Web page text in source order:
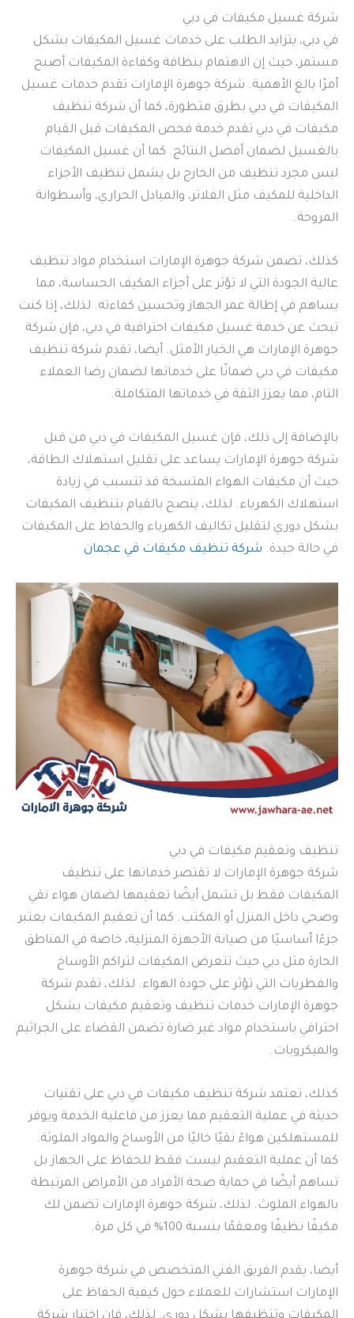
شركة غسيل مكيفات في دبي
في دبي، يتزايد الطلب على خدمات غسيل المكيفات بشكل
مستمر، حيث إن الاهتمام بنظافة وكفاءة المكيفات أصبح
أمرًا بالغ الأهمية. شركة جوهرة الإمارات تقدم خدمات غسيل
المكيفات في دبي بطرق متطورة، كما أن شركة تنظيف
مكيفات في دبي تقدم خدمة فحص المكيفات قبل القيام
بالغسيل لضمان أفضل النتائج. كما أن غسيل المكيفات
ليس مجرد تنظيف من الخارج بل يشمل تنظيف الأجزاء
الداخلية للمكيف مثل الفلاتر، والمبادل الحراري، وأسطوانة
المروحة.
كذلك، تضمن شركة جوهرة الإمارات استخدام مواد تنظيف
عالية الجودة التي لا تؤثر على أجزاء المكيف الحساسة، مما
يساهم في إطالة عمر الجهاز وتحسين كفاءته. لذلك، إذا كنت
تبحث عن خدمة غسيل مكيفات احترافية في دبي، فإن شركة
جوهرة الإمارات هي الخيار الأمثل. أيضا، تقدم شركة تنظيف
مكيفات في دبي ضمانًا على خدماتها لضمان رضا العملاء
التام، مما يعزز الثقة في خدماتها المتكاملة.
بالإضافة إلى ذلك، فإن غسيل المكيفات في دبي من قبل
شركة جوهرة الإمارات يساعد على تقليل استهلاك الطاقة،
حيث أن مكيفات الهواء المتسخة قد تتسبب في زيادة
استهلاك الكهرباء. لذلك، ينصح بالقيام بتنظيف المكيفات
بشكل دوري لتقليل تكاليف الكهرباء والحفاظ على المكيفات
في حالة جيدة. شركة تنظيف مكيفات في عجمان
تنظيف وتعقيم مكيفات في دبي
شركة جوهرة الإمارات لا تقتصر خدماتها على تنظيف
المكيفات فقط بل تشمل أيضًا تعقيمها لضمان هواء نقي
وصحي داخل المنزل أو المكتب. كما أن تعقيم المكيفات يعتبر
جزءًا أساسيًا من صيانة الأجهزة المنزلية، خاصة في المناطق
الحارة مثل دبي حيث تتعرض المكيفات لتراكم الأوساخ
والفطريات التي تؤثر على جودة الهواء. لذلك، تقدم شركة
جوهرة الإمارات خدمات تنظيف وتعقيم مكيفات بشكل
احترافي باستخدام مواد غير ضارة تضمن القضاء على الجراثيم
والميكروبات.
كذلك، تعتمد شركة تنظيف مكيفات في دبي على تقنيات
حديثة في عملية التعقيم مما يعزز من فاعلية الخدمة ويوفر
للمستهلكين هواءً نقيًا خاليًا من الأوساخ والمواد الملوثة.
كما أن عملية التعقيم ليست فقط للحفاظ على الجهاز بل
تساهم أيضًا في حماية صحة الأفراد من الأمراض المرتبطة
بالهواء الملوث. لذلك، شركة جوهرة الإمارات تضمن لك
مكيفًا نظيفًا ومعقمًا بنسبة 100% في كل مرة.
أيضا، يقدم الفريق الفني المتخصص في شركة جوهرة
الإمارات استشارات للعملاء حول كيفية الحفاظ على